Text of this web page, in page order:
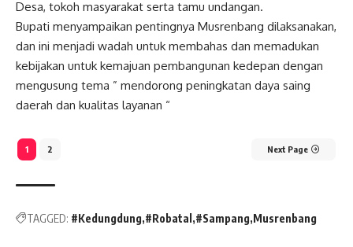
Desa, tokoh masyarakat serta tamu undangan.
Bupati menyampaikan pentingnya Musrenbang dilaksanakan,
dan ini menjadi wadah untuk membahas dan memadukan
kebijakan untuk kemajuan pembangunan kedepan dengan
mengusung tema ” mendorong peningkatan daya saing
daerah dan kualitas layanan “
1 2 Next Page
TAGGED: #Kedungdung #Robatal #Sampang Musrenbang